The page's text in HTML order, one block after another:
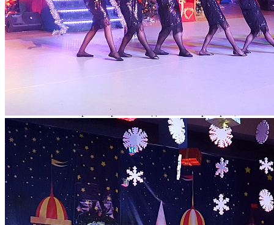
В финале номинации «Палитра творчества» участвовали 20
лучших творческих коллективов и педагогов образовательных
учреждений города. Это коллективы из МАУДО ДТД и М,
МАУДО ДЮЦ "На комсомольской", МАУДО ДЮЦ "На
Молодежной", МАОУ лицея № 17, МАОУ СОШ № 43, МАОУ
Компетентное жюри выбрало победителей и призеров,
награждение которых состоится 27 декабря в 15.00 в МАОУ
гимназии № 49.
Поздравляем педагогических работников Дворца творчества
Бабаеву М.С., Тимакова Н.Е., вошедших в число победителей
и призеров фестиваля!
След. новость
Пред. новость